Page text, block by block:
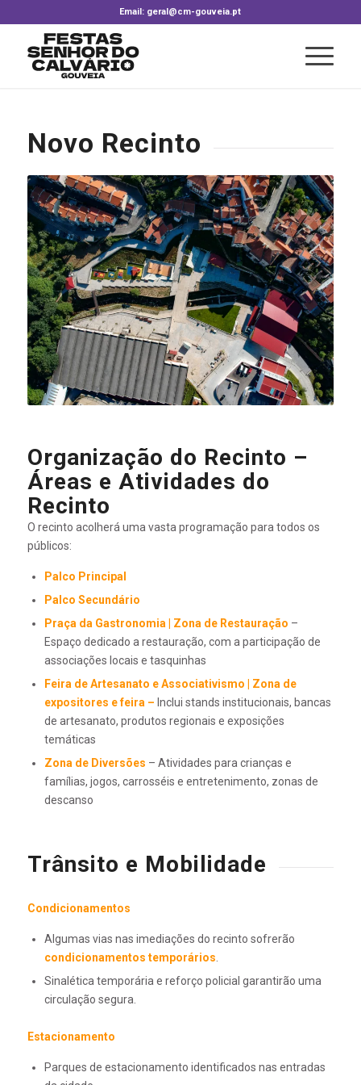
Email: geral@cm-gouveia.pt
Novo Recinto
Organização do Recinto –
Áreas e Atividades do
Recinto
O recinto acolherá uma vasta programação para todos os
públicos:
Palco Principal
Palco Secundário
Praça da Gastronomia | Zona de Restauração –
Espaço dedicado a restauração, com a participação de
associações locais e tasquinhas
Feira de Artesanato e Associativismo | Zona de
expositores e feira – Inclui stands institucionais, bancas
de artesanato, produtos regionais e exposições
temáticas
Zona de Diversões – Atividades para crianças e
famílias, jogos, carrosséis e entretenimento, zonas de
descanso
Trânsito e Mobilidade
Condicionamentos
Algumas vias nas imediações do recinto sofrerão
condicionamentos temporários.
Sinalética temporária e reforço policial garantirão uma
circulação segura.
Estacionamento
Parques de estacionamento identificados nas entradas